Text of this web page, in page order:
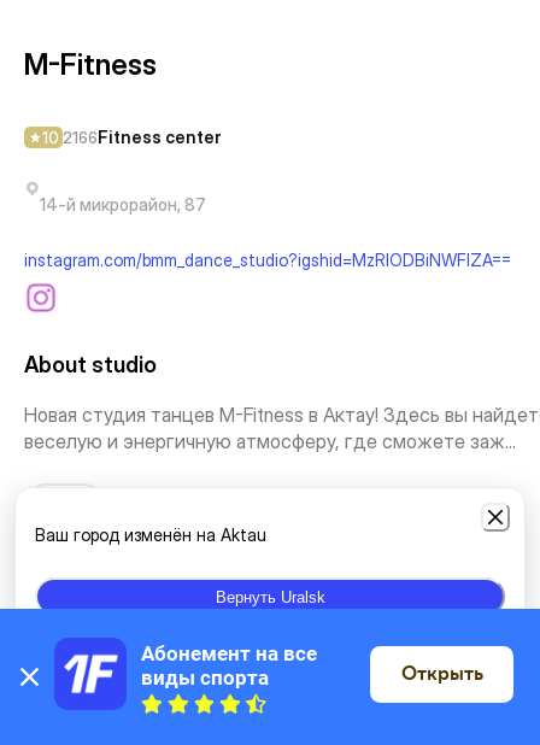
M-Fitness
10 2166Fitness center
14-й микрорайон, 87
instagram.com/bmm_dance_studio?igshid=MzRlODBiNWFlZA==
About studio
Новая студия танцев M-Fitness в Актау! Здесь вы
веселую и энергичную атмосферу, где сможете заж...
Yoga Stretching Historical dances
On the map
Ваш город изменён на Aktau
Вернуть Uralsk
Абонемент на все
виды спорта
Открыть